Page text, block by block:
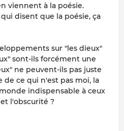
viennent à la poésie.
disent que la poésie, ça
sur "les dieux"
sont-ils forcément une
ne peuvent-ils pas juste
de ce qui n'est pas moi, la
indispensable à ceux
l'obscurité ?